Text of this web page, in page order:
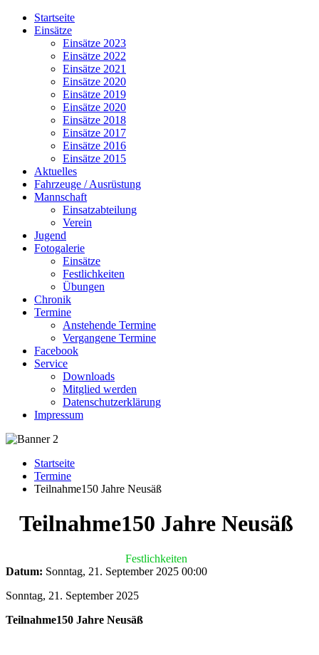
Startseite
Einsätze
Einsätze 2023
Einsätze 2022
Einsätze 2021
Einsätze 2020
Einsätze 2019
Einsätze 2020
Einsätze 2018
Einsätze 2017
Einsätze 2016
Einsätze 2015
Aktuelles
Fahrzeuge / Ausrüstung
Mannschaft
Einsatzabteilung
Verein
Jugend
Fotogalerie
Einsätze
Festlichkeiten
Übungen
Chronik
Termine
Anstehende Termine
Vergangene Termine
Facebook
Service
Downloads
Mitglied werden
Datenschutzerklärung
Impressum
Startseite
Termine
Teilnahme150 Jahre Neusäß
Teilnahme150 Jahre Neusäß
Festlichkeiten
Datum: Sonntag, 21. September 2025 00:00
Sonntag, 21. September 2025
Teilnahme150 Jahre Neusäß
Monat
JahrMonat